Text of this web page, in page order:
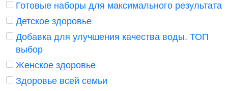
Готовые наборы для максимального результата
Детское здоровье
Добавка для улучшения качества воды. ТОП
выбор
Женское здоровье
Здоровье всей семьи